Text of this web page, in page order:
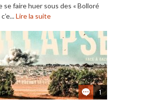
se faire huer sous des « Bolloré
Lire la suite
1